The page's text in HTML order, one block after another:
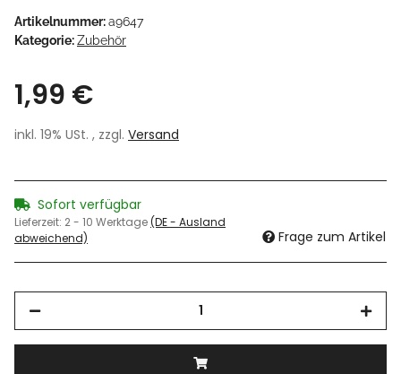
Artikelnummer:a9647
Kategorie:Zubehör
1,99 €
inkl. 19% USt. , zzgl. Versand
Sofort verfügbar
Lieferzeit: 2 - 10 Werktage(DE - Ausland
abweichend)
Frage zum Artikel